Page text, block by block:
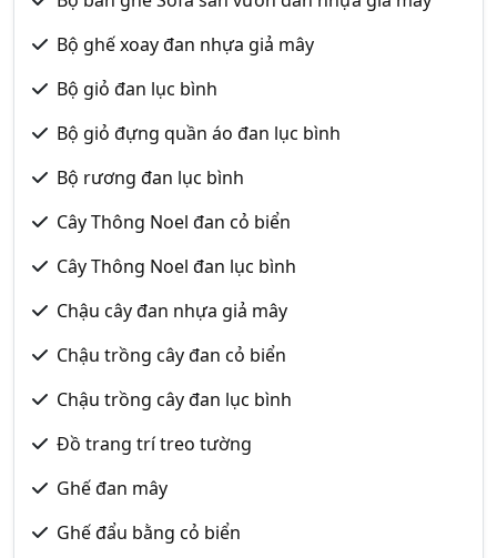
Bộ ghế xoay đan nhựa giả mây
Bộ giỏ đan lục bình
Bộ giỏ đựng quần áo đan lục bình
Bộ rương đan lục bình
Cây Thông Noel đan cỏ biển
Cây Thông Noel đan lục bình
Chậu cây đan nhựa giả mây
Chậu trồng cây đan cỏ biển
Chậu trồng cây đan lục bình
Đồ trang trí treo tường
Ghế đan mây
Ghế đẩu bằng cỏ biển